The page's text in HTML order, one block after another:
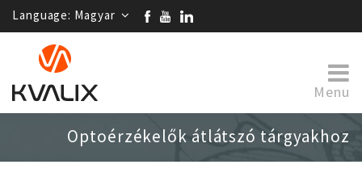
Language: Magyar
Menu
Optoérzékelők átlátszó tárgyakhoz